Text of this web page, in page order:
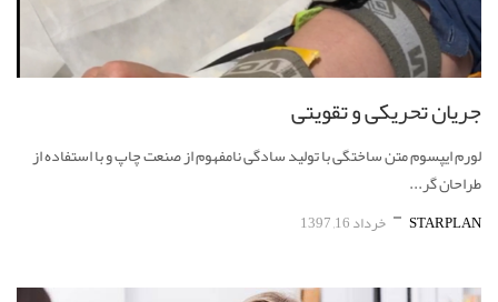
جریان تحریکی و تقویتی
لورم ایپسوم متن ساختگی با تولید سادگی نامفهوم از صنعت چاپ و با استفاده از
طراحان گر...
STARPLAN خرداد 16, 1397